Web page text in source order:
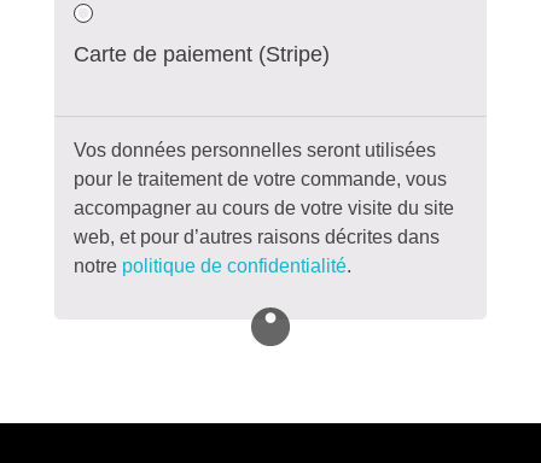
Carte de paiement (Stripe)
Vos données personnelles seront utilisées
pour le traitement de votre commande, vous
accompagner au cours de votre visite du site
web, et pour d’autres raisons décrites dans
notre politique de confidentialité.